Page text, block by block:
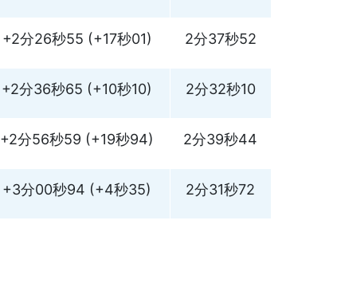
+2分26秒55 (+17秒01) 2分37秒52
+2分36秒65 (+10秒10) 2分32秒10
+2分56秒59 (+19秒94) 2分39秒44
+3分00秒94 (+4秒35) 2分31秒72